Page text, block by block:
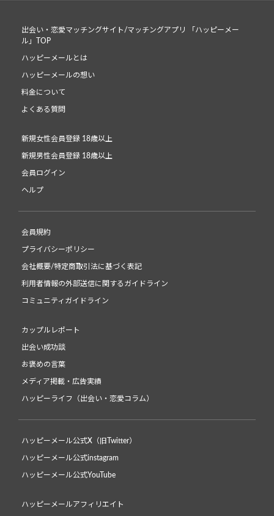
出会い・恋愛マッチングサイト/マッチングアプリ 「ハッピーメー
ル」TOP
ハッピーメールとは
ハッピーメールの想い
料金について
よくある質問
新規女性会員登録 18歳以上
新規男性会員登録 18歳以上
会員ログイン
ヘルプ
会員規約
プライバシーポリシー
会社概要/特定商取引法に基づく表記
利用者情報の外部送信に関するガイドライン
コミュニティガイドライン
カップルレポート
出会い成功談
お褒めの言葉
メディア掲載・広告実績
ハッピーライフ（出会い・恋愛コラム）
ハッピーメール公式X（旧Twitter）
ハッピーメール公式instagram
ハッピーメール公式YouTube
ハッピーメールアフィリエイト